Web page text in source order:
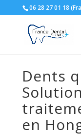
06 28 27 01 18
Dents
en